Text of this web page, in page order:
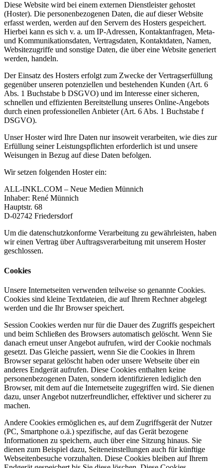
Diese Website wird bei einem externen Dienstleister gehostet
(Hoster). Die personenbezogenen Daten, die auf dieser Website
erfasst werden, werden auf den Servern des Hosters gespeichert.
Hierbei kann es sich v. a. um IP-Adressen, Kontaktanfragen, Meta-
und Kommunikationsdaten, Vertragsdaten, Kontaktdaten, Namen,
Websitezugriffe und sonstige Daten, die über eine Website generiert
werden, handeln.
Der Einsatz des Hosters erfolgt zum Zwecke der Vertragserfüllung
gegenüber unseren potenziellen und bestehenden Kunden (Art. 6
Abs. 1 Buchstabe b DSGVO) und im Interesse einer sicheren,
schnellen und effizienten Bereitstellung unseres Online-Angebots
durch einen professionellen Anbieter (Art. 6 Abs. 1 Buchstabe f
DSGVO).
Unser Hoster wird Ihre Daten nur insoweit verarbeiten, wie dies zur
Erfüllung seiner Leistungspflichten erforderlich ist und unsere
Weisungen in Bezug auf diese Daten befolgen.
Wir setzen folgenden Hoster ein:
ALL-INKL.COM – Neue Medien Münnich
Inhaber: René Münnich
Hauptstr. 68
D-02742 Friedersdorf
Um die datenschutzkonforme Verarbeitung zu gewährleisten, haben
wir einen Vertrag über Auftragsverarbeitung mit unserem Hoster
geschlossen.
Cookies
Unsere Internetseiten verwenden teilweise so genannte Cookies.
Cookies sind kleine Textdateien, die auf Ihrem Rechner abgelegt
werden und die Ihr Browser speichert.
Session Cookies werden nur für die Dauer des Zugriffs gespeichert
und beim Schließen des Browsers automatisch gelöscht. Wenn Sie
danach erneut unser Angebot aufrufen, wird der Cookie nochmals
gesetzt. Das Gleiche passiert, wenn Sie die Cookies in Ihrem
Browser separat gelöscht haben oder unsere Webseite über ein
anderes Endgerät aufrufen. Diese Cookies enthalten keine
personenbezogenen Daten, sondern identifizieren lediglich den
Browser, mit dem auf die Internetseite zugegriffen wird. Sie dienen
dazu, unser Angebot nutzerfreundlicher, effektiver und sicherer zu
machen.
Andere Cookies ermöglichen es, auf dem Zugriffsgerät der Nutzer
(PC, Smartphone o.ä.) spezifische, auf das Gerät bezogene
Informationen zu speichern, auch über eine Sitzung hinaus. Sie
dienen zum Beispiel dazu, Seiteneinstellungen auch für künftige
Webseitenbesuche vorzuhalten. Diese Cookies bleiben auf Ihrem